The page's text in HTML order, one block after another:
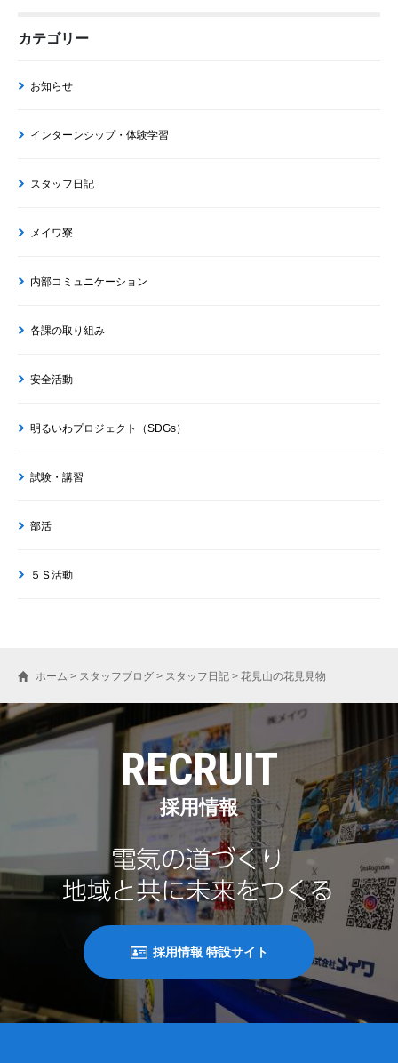
カテゴリー
お知らせ
インターンシップ・体験学習
スタッフ日記
メイワ寮
内部コミュニケーション
各課の取り組み
安全活動
明るいわプロジェクト（SDGs）
試験・講習
部活
５Ｓ活動
ホーム > スタッフブログ > スタッフ日記 > 花見山の花見見物
RECRUIT
採用情報
採用情報 特設サイト